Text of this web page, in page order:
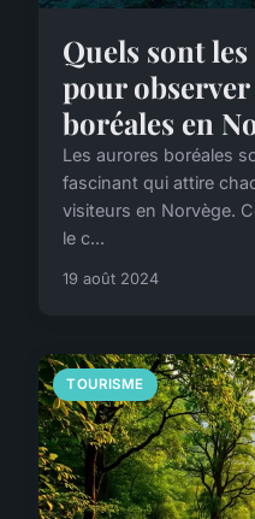
Quels sont
pour
boréales en
Les aurores boréales
fascinant qui attire
visiteurs en Norvège.
le c...
19 août 2024
TOURISME